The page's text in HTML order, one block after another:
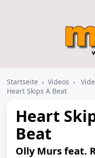
Startseite › Videos ›
Heart Skips A Beat
Heart
Beat
Olly Murs feat.